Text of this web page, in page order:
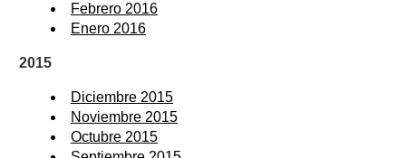
Febrero 2016
Enero 2016
2015
Diciembre 2015
Noviembre 2015
Octubre 2015